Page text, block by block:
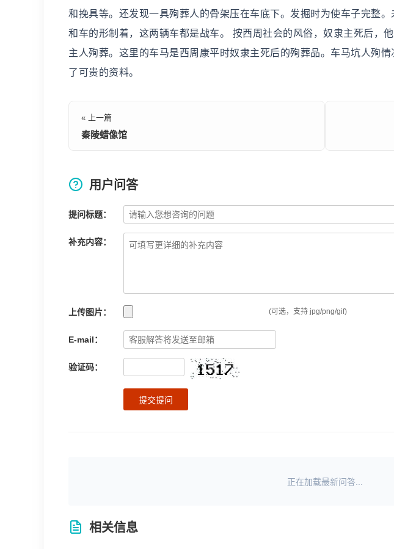
和挽具等。还发现一具殉葬人的骨架压在车底下。发掘时为使车子完整
和车的形制着，这两辆车都是战车。 按西周社会的风俗，奴隶主死后，
主人殉葬。这里的车马是西周康平时奴隶主死后的殉葬品。车马坑人殉
了可贵的资料。
« 上一篇
秦陵蜡像馆
用户问答
提问标题：
补充内容：
上传图片： (可选，支持 jpg/png/gif)
E-mail：
验证码：
提交提问
正在加载最新问答...
相关信息